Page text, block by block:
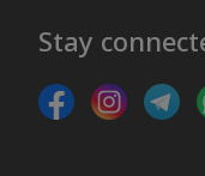
Stay